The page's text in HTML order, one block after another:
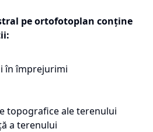
pe ortofotoplan conține
în împrejurimi
topografice ale terenului
a terenului